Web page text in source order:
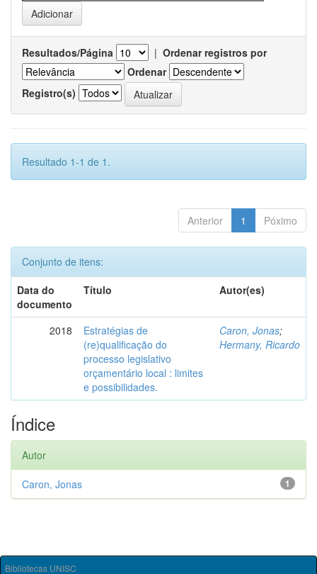
Resultados/Página | Ordenar registros por
Ordenar
Registro(s)
Resultado 1-1 de 1.
Anterior 1 Póximo
Conjunto de itens:
Data do
documento
Título Autor(es)
2018
Estratégias de
(re)qualificação do
processo legislativo
orçamentário local : limites
e possibilidades.
Caron, Jonas;
Hermany, Ricardo
Índice
Autor
1
Caron, Jonas
Bibliotecas UNISC